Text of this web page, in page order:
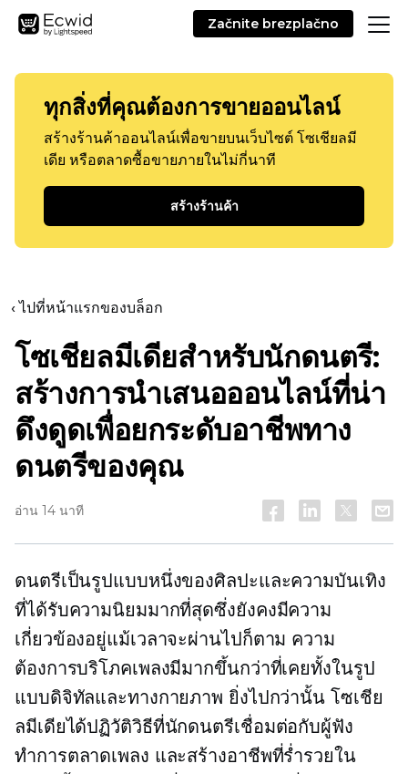
Začnite brezplačno
ทุกสิ่งที่คุณต้องการขายออนไลน์
สร้างร้านค้าออนไลน์เพื่อขายบนเว็บไซต์ โซเชียลมี
เดีย หรือตลาดซื้อขายภายในไม่กี่นาที
สร้างร้านค้า
‹ ไปที่หน้าแรกของบล็อก
โซเชียลมีเดียสำหรับนักดนตรี:
สร้างการนำเสนอออนไลน์ที่น่า
ดึงดูดเพื่อยกระดับอาชีพทาง
ดนตรีของคุณ
อ่าน 14 นาที
ดนตรีเป็นรูปแบบหนึ่งของศิลปะและความบันเทิง
ที่ได้รับความนิยมมากที่สุดซึ่งยังคงมีความ
เกี่ยวข้องอยู่แม้เวลาจะผ่านไปก็ตาม ความ
ต้องการบริโภคเพลงมีมากขึ้นกว่าที่เคยทั้งในรูป
แบบดิจิทัลและทางกายภาพ ยิ่งไปกว่านั้น โซเชีย
ลมีเดียได้ปฏิวัติวิธีที่นักดนตรีเชื่อมต่อกับผู้ฟัง
ทำการตลาดเพลง และสร้างอาชีพที่ร่ำรวยใน